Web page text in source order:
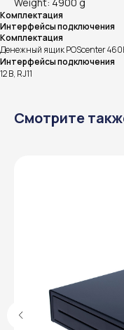
Комплектация
Интерфейсы подключения
Комплектация
Денежный ящик POScenter
Интерфейсы подключения
12 В, RJ11
Смотрите